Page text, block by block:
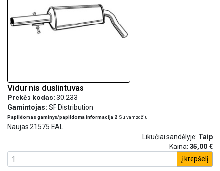
Vidurinis duslintuvas
Prekės kodas: 30.233
Gamintojas: SF Distribution
Papildomas gaminys/papildoma informacija 2 Su vamzdžiu
Naujas 21575 EAL
Likučiai sandėlyje: Taip
Kaina: 35,00 €
į krepšelį